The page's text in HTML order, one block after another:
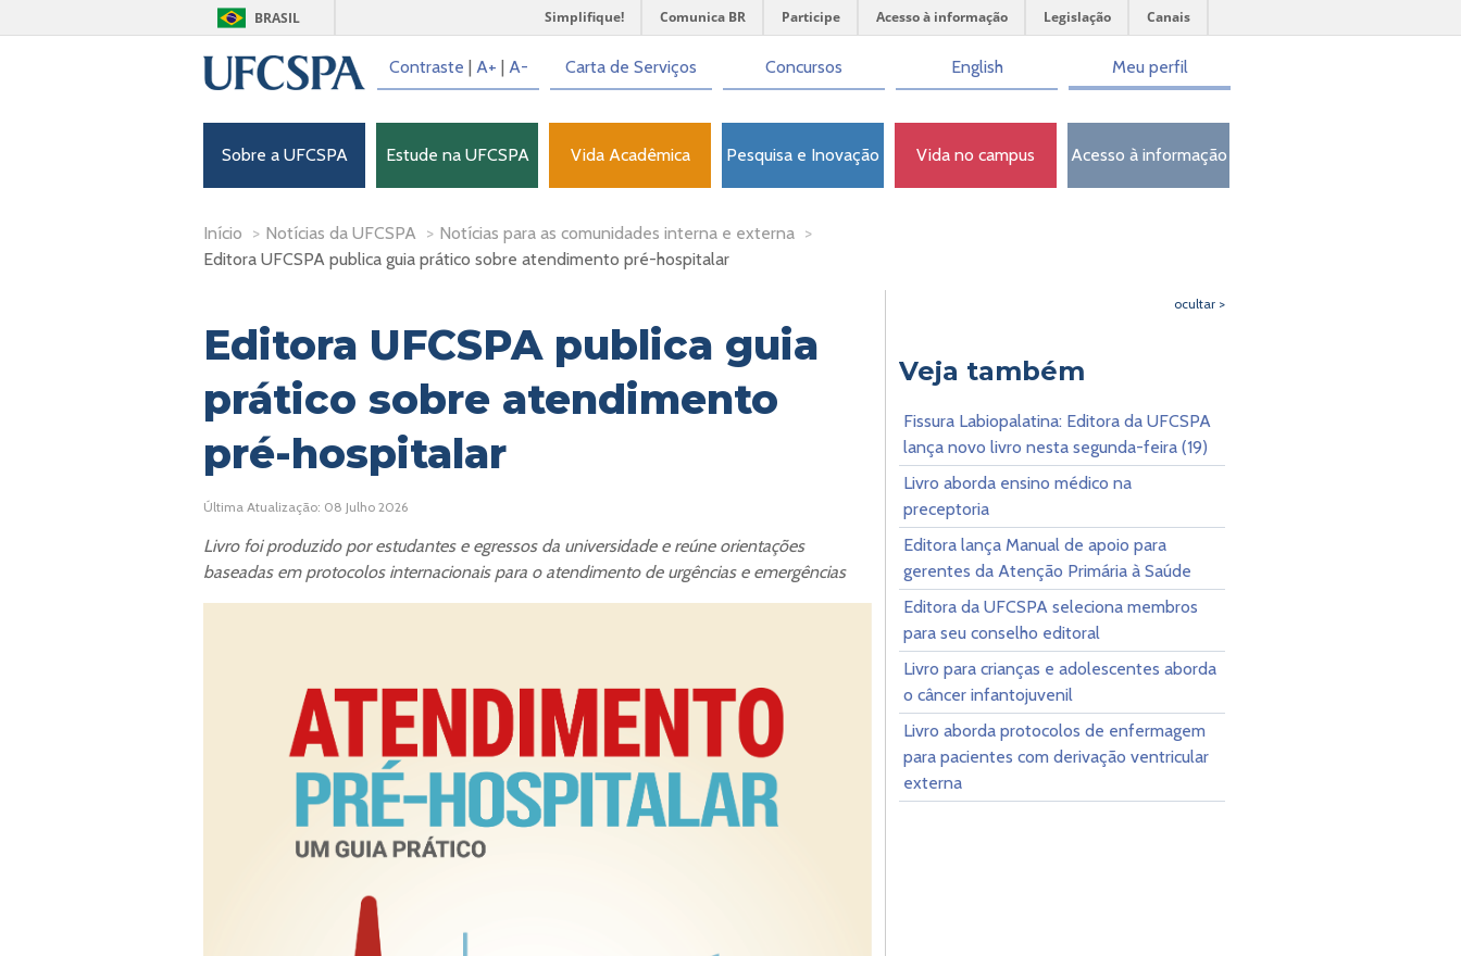
BRASIL Simplifique! Comunica BR Participe Acesso à informação Legislação Canais
Contraste | A+ | A- Carta de Serviços Concursos English Meu perfil
Sobre a UFCSPA Estude na UFCSPA Vida Acadêmica Pesquisa e Inovação Vida no campus Acesso à informação
Início > Notícias da UFCSPA > Notícias para as comunidades interna e externa >
Editora UFCSPA publica guia prático sobre atendimento pré-hospitalar
Editora UFCSPA publica guia
prático sobre atendimento
pré-hospitalar
Última Atualização: 08 Julho 2026
Livro foi produzido por estudantes e egressos da universidade e reúne orientações
baseadas em protocolos internacionais para o atendimento de urgências e emergências
ocultar >
Veja também
Fissura Labiopalatina: Editora da UFCSPA
lança novo livro nesta segunda-feira (19)
Livro aborda ensino médico na
preceptoria
Editora lança Manual de apoio para
gerentes da Atenção Primária à Saúde
Editora da UFCSPA seleciona membros
para seu conselho editoral
Livro para crianças e adolescentes aborda
o câncer infantojuvenil
Livro aborda protocolos de enfermagem
para pacientes com derivação ventricular
externa